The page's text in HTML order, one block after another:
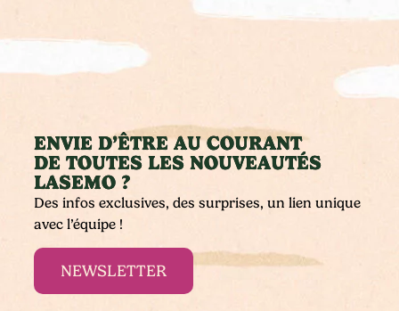
ENVIE D’ÊTRE AU COURANT
DE TOUTES LES NOUVEAUTÉS
LASEMO ?
Des infos exclusives, des surprises, un lien unique
avec l’équipe !
NEWSLETTER